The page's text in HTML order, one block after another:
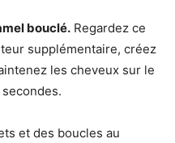
bouclé. Regardez ce
supplémentaire, créez
les cheveux sur le